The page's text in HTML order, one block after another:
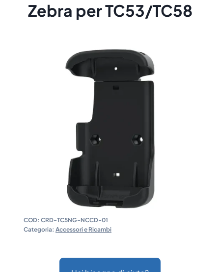
Zebra per TC53/TC58
COD: CRD-TC5NG-NCCD-01
Categoria: Accessori e Ricambi